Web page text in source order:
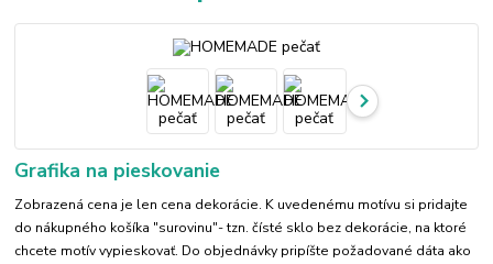
Grafika na pieskovanie
Zobrazená cena je len cena dekorácie. K uvedenému motívu si pridajte
do nákupného košíka "surovinu"- tzn. čísté sklo bez dekorácie, na ktoré
chcete motív vypieskovať. Do objednávky pripíšte požadované dáta ako